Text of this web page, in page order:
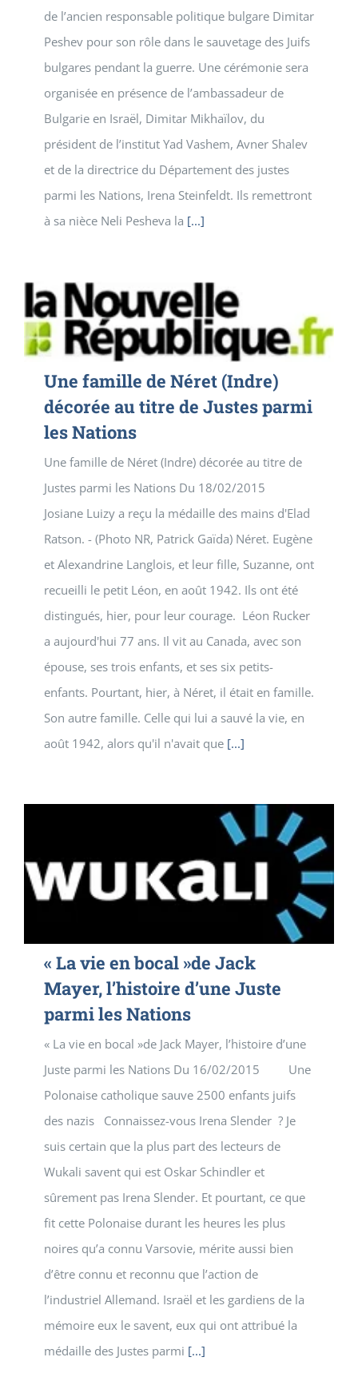
de l’ancien responsable politique bulgare Dimitar
Peshev pour son rôle dans le sauvetage des Juifs
bulgares pendant la guerre. Une cérémonie sera
organisée en présence de l’ambassadeur de
Bulgarie en Israël, Dimitar Mikhaïlov, du
président de l’institut Yad Vashem, Avner Shalev
et de la directrice du Département des justes
parmi les Nations, Irena Steinfeldt. Ils remettront
à sa nièce Neli Pesheva la [...]
Une famille de Néret (Indre)
décorée au titre de Justes parmi
les Nations
Une famille de Néret (Indre) décorée au titre de
Justes parmi les Nations Du 18/02/2015
Josiane Luizy a reçu la médaille des mains d'Elad
Ratson. - (Photo NR, Patrick Gaïda) Néret. Eugène
et Alexandrine Langlois, et leur fille, Suzanne, ont
recueilli le petit Léon, en août 1942. Ils ont été
distingués, hier, pour leur courage. Léon Rucker
a aujourd'hui 77 ans. Il vit au Canada, avec son
épouse, ses trois enfants, et ses six petits-
enfants. Pourtant, hier, à Néret, il était en famille.
Son autre famille. Celle qui lui a sauvé la vie, en
août 1942, alors qu'il n'avait que [...]
« La vie en bocal »de Jack
Mayer, l’histoire d’une Juste
parmi les Nations
« La vie en bocal »de Jack Mayer, l’histoire d’une
Juste parmi les Nations Du 16/02/2015 Une
Polonaise catholique sauve 2500 enfants juifs
des nazis Connaissez-vous Irena Slender ? Je
suis certain que la plus part des lecteurs de
Wukali savent qui est Oskar Schindler et
sûrement pas Irena Slender. Et pourtant, ce que
fit cette Polonaise durant les heures les plus
noires qu’a connu Varsovie, mérite aussi bien
d’être connu et reconnu que l’action de
l’industriel Allemand. Israël et les gardiens de la
mémoire eux le savent, eux qui ont attribué la
médaille des Justes parmi [...]